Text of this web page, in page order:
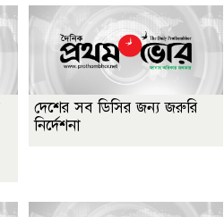
দেশের সব ডিসির জন্য জরুরি
নির্দেশনা